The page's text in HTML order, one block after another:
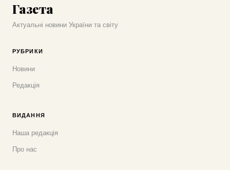
Газета
Актуальні новини України та світу
РУБРИКИ
Новини
Редакція
ВИДАННЯ
Наша редакція
Про нас